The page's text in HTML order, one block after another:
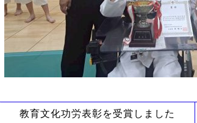
教育文化功労表彰を受賞しました